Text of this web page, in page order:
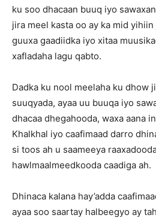
ku soo dhacaan buuq iyo
jira meel kasta oo ay ka mid
guuxa gaadiidka iyo xitaa
xafladaha lagu qabto.
Dadka ku nool meelaha ku dhow
suuqyada, ayaa uu buuqa iyo
dhacaa dhegahooda, waxa aana
Khalkhal iyo caafimaad darro
si toos ah u saameeya
hawlmaalmeedkooda caadiga ah.
Dhinaca kalana hay’adda
ayaa soo saartay halbeegyo ay